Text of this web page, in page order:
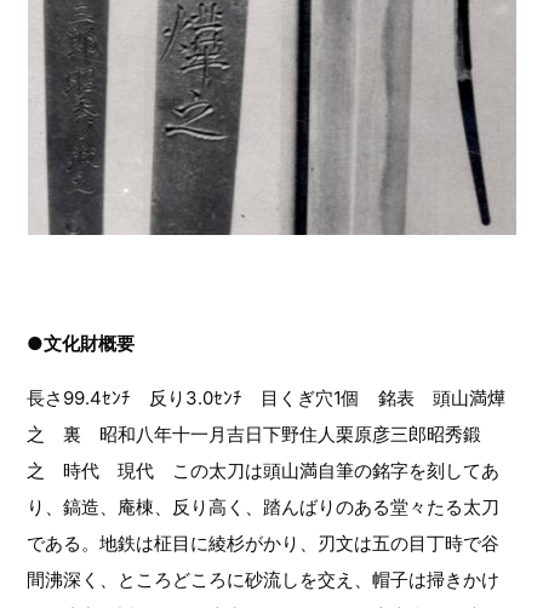
●文化財概要
長さ99.4ｾﾝﾁ 反り3.0ｾﾝﾁ 目くぎ穴1個 銘表 頭山満燁
之 裏 昭和八年十一月吉日下野住人栗原彦三郎昭秀鍛
之 時代 現代 この太刀は頭山満自筆の銘字を刻してあ
り、鎬造、庵棟、反り高く、踏んばりのある堂々たる太刀
である。地鉄は柾目に綾杉がかり、刃文は五の目丁時で谷
間沸深く、ところどころに砂流しを交え、帽子は掃きかけ